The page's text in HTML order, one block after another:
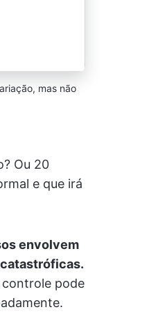
mas não
Ou 20
e que irá
envolvem
pode